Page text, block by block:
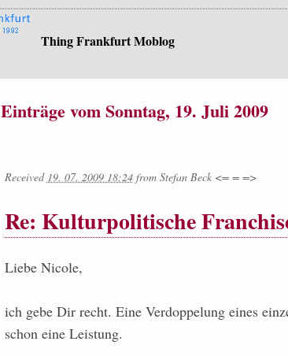
Thing Frankfurt Moblog
Einträge vom Sonntag, 19. Juli 2009
Received 19. 07. 2009 18:24from Stefan Beck <= = =>
Re: Kulturpolitische
Liebe Nicole,
ich gebe Dir recht. Eine Verdoppelung eines
schon eine Leistung.